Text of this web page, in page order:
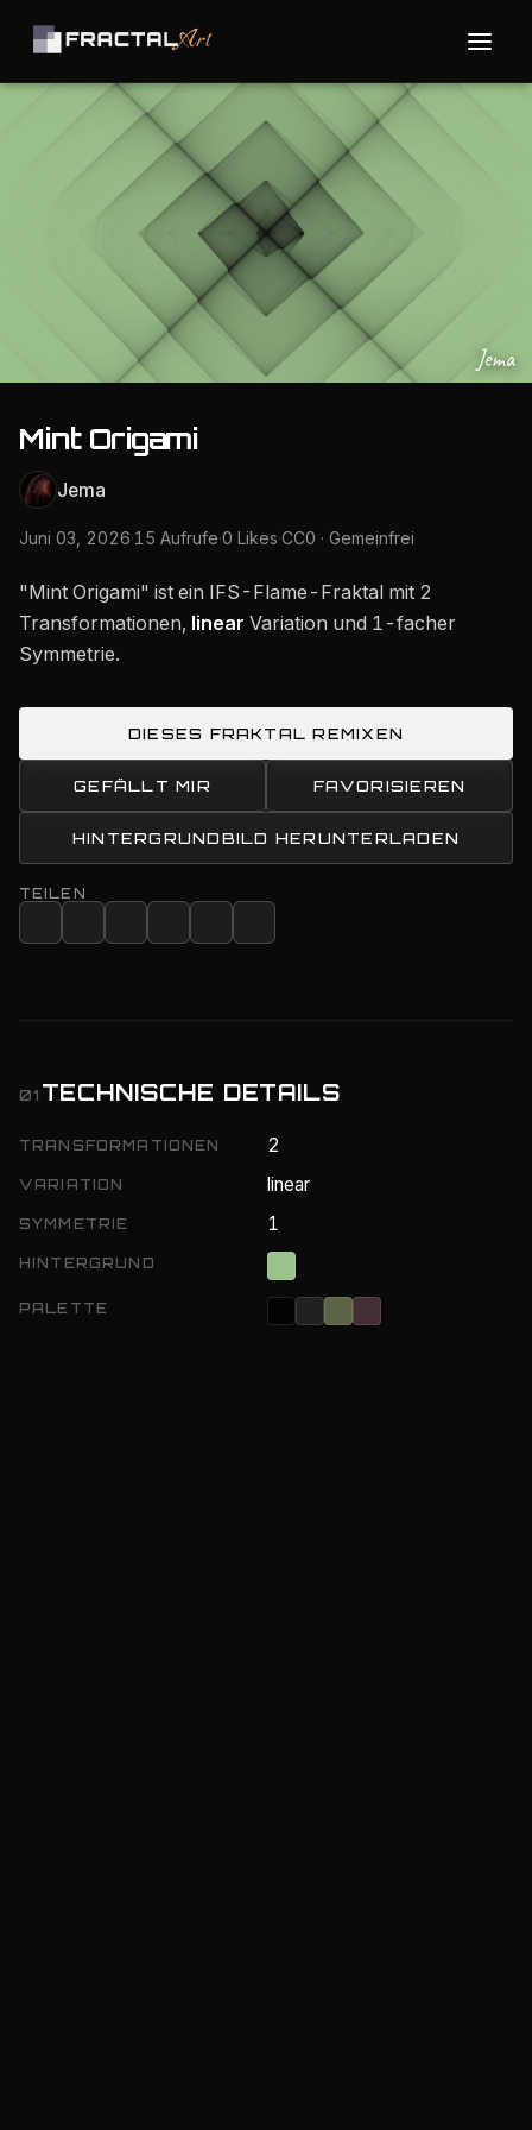
Jema
Mint Origami
Jema
Juni 03, 2026·15 Aufrufe·0 Likes·CC0 · Gemeinfrei
"Mint Origami" ist ein IFS-Flame-Fraktal mit 2
Transformationen, linear Variation und 1-facher
Symmetrie.
DIESES FRAKTAL REMIXEN
GEFÄLLT MIR FAVORISIEREN
HINTERGRUNDBILD HERUNTERLADEN
TEILEN
01 TECHNISCHE DETAILS
TRANSFORMATIONEN 2
VARIATION linear
SYMMETRIE 1
HINTERGRUND
PALETTE